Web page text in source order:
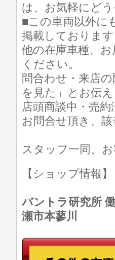
は、お気軽にど
■この車両以外に
掲載しております
他の在庫車種、
ください。
問合わせ・来店
を見た」とお伝え
店頭商談中・売
お問合せ頂き、
スタッフ一同、
【ショップ情報
バントラ研究所
瀬市本蓼川